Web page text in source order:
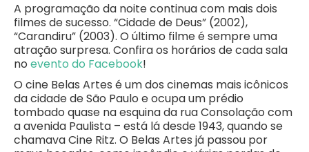
A programação da noite continua com mais dois
filmes de sucesso. “Cidade de Deus” (2002),
“Carandiru” (2003). O último filme é sempre uma
atração surpresa. Confira os horários de cada sala
no evento do Facebook!
O cine Belas Artes é um dos cinemas mais icônicos
da cidade de São Paulo e ocupa um prédio
tombado quase na esquina da rua Consolação com
a avenida Paulista – está lá desde 1943, quando se
chamava Cine Ritz. O Belas Artes já passou por